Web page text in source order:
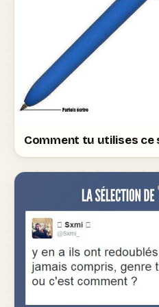
Comment tu utilises ce